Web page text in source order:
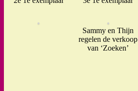
Sammy en Thijn
regelen de verkoop
van ‘Zoeken’